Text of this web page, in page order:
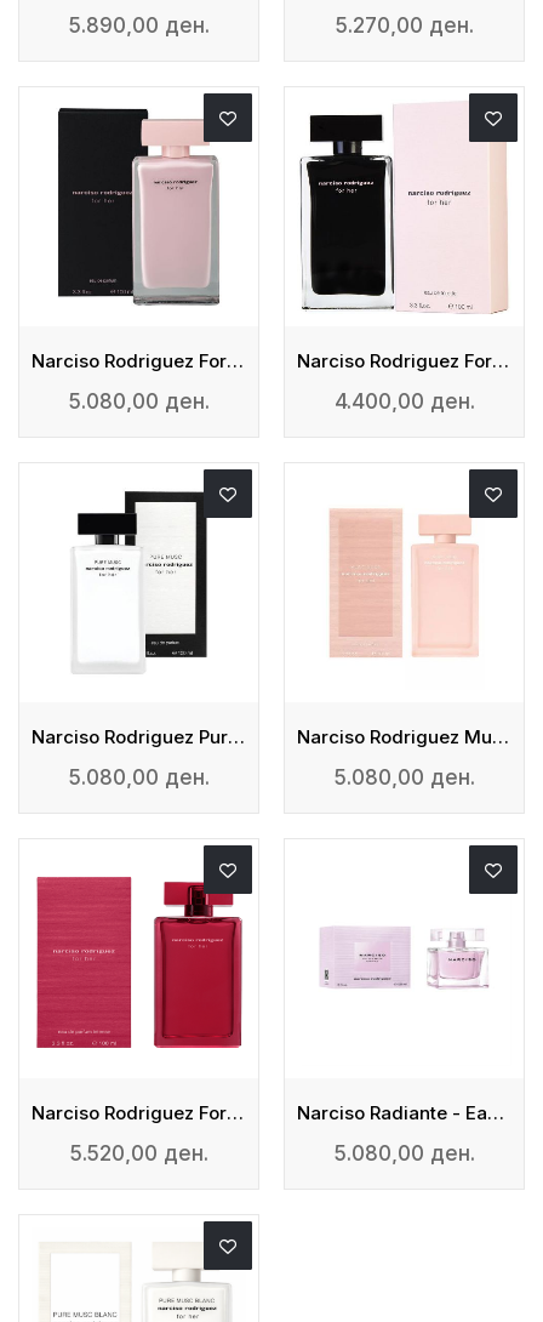
5.890,00 ден. 5.270,00 ден.
Narciso Rodriguez For Her - Edp
5.080,00 ден.
Narciso Rodriguez For Her - Edt
4.400,00 ден.
Narciso Rodriguez Pure Musc - Edp
5.080,00 ден.
Narciso Rodriguez Musc Nude - Eau De Parfum
5.080,00 ден.
Narciso Rodriguez For Her Intense
5.520,00 ден.
Narciso Radiante - Eau De Parfum
5.080,00 ден.